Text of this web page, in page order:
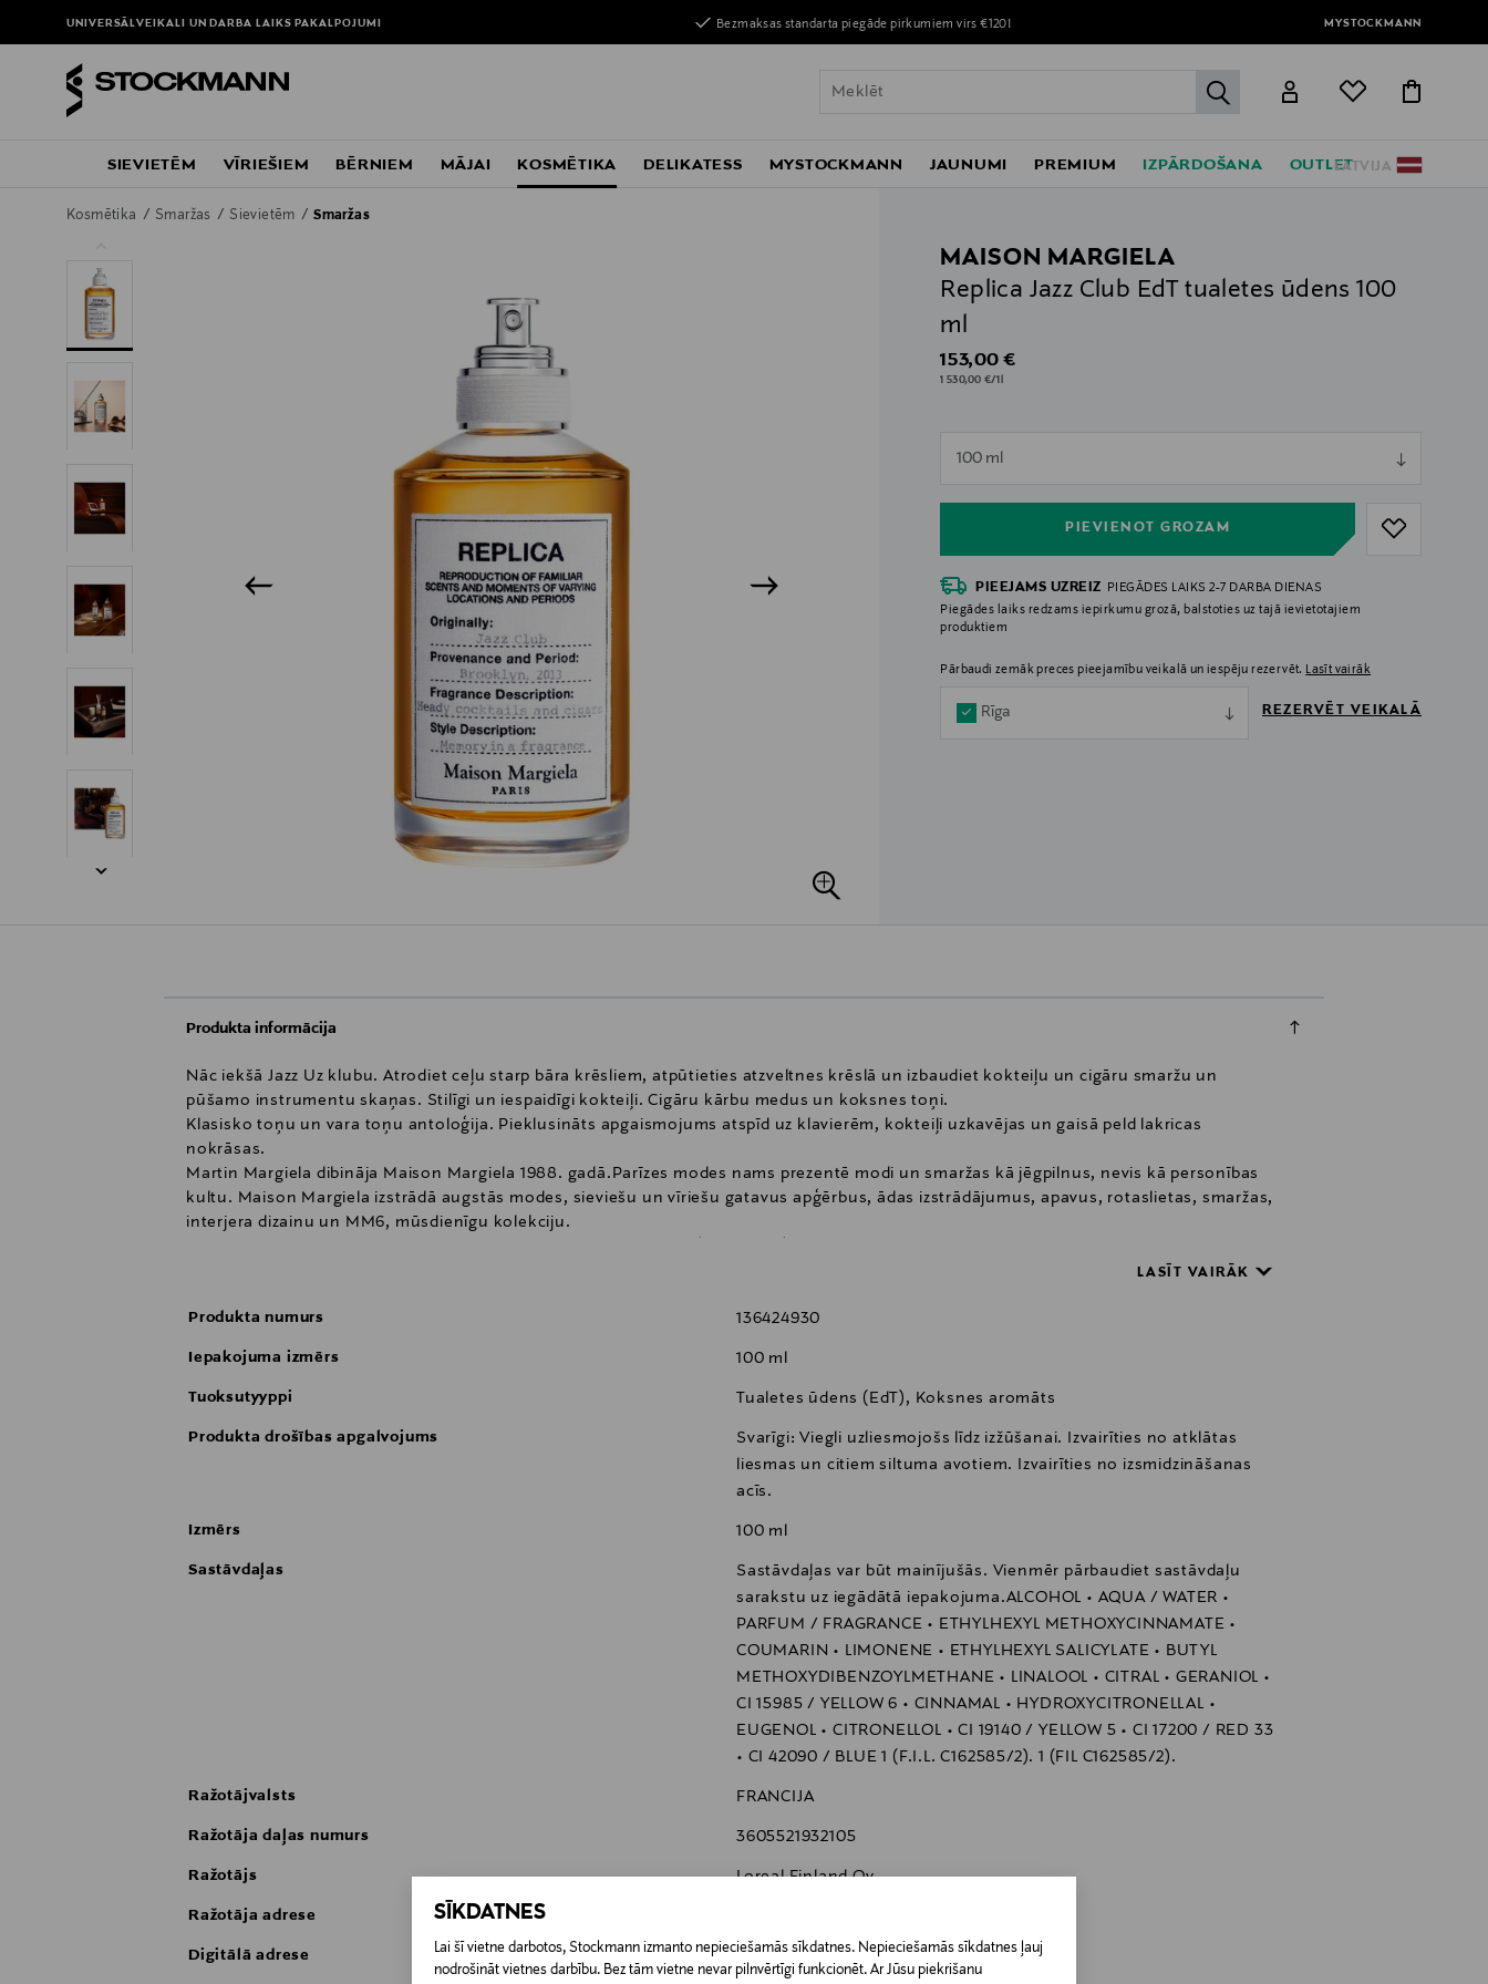
SĪKDATNES
Lai šī vietne darbotos, Stockmann izmanto nepieciešamās sīkdatnes. Nepieciešamās sīkdatnes ļauj
nodrošināt vietnes darbību. Bez tām vietne nevar pilnvērtīgi funkcionēt. Ar Jūsu piekrišanu
UNIVERSĀLVEIKALI UN DARBA LAIKSPAKALPOJUMI Bezmaksas standarta piegāde pirkumiem virs €120! MYSTOCKMANN
label.header.go
LATVIJA
SIEVIETĒM VĪRIEŠIEM BĒRNIEM MĀJAI KOSMĒTIKA DELIKATESS MYSTOCKMANN JAUNUMI PREMIUM IZPĀRDOŠANA OUTLET
Kosmētika Smaržas Sievietēm Smaržas
MAISON MARGIELA
Replica Jazz Club EdT tualetes ūdens 100
ml
Original Price
153,00 €
1 530,00 €/1l
100 ml
PIEVIENOT GROZAM
null
PIEEJAMS UZREIZ
PIEGĀDES LAIKS 2-7 DARBA DIENAS
Piegādes laiks redzams iepirkumu grozā, balstoties uz tajā ievietotajiem
produktiem
Pārbaudi zemāk preces pieejamību veikalā un iespēju rezervēt. Lasīt vairāk
Rīga REZERVĒT VEIKALĀ
Produkta informācija
Nāc iekšā Jazz Uz klubu. Atrodiet ceļu starp bāra krēsliem, atpūtieties atzveltnes krēslā un izbaudiet kokteiļu un cigāru smaržu un
pūšamo instrumentu skaņas. Stilīgi un iespaidīgi kokteiļi. Cigāru kārbu medus un koksnes toņi.
Klasisko toņu un vara toņu antoloģija. Pieklusināts apgaismojums atspīd uz klavierēm, kokteiļi uzkavējas un gaisā peld lakricas
nokrāsas.
Martin Margiela dibināja Maison Margiela 1988. gadā.Parīzes modes nams prezentē modi un smaržas kā jēgpilnus, nevis kā personības
kultu. Maison Margiela izstrādā augstās modes, sieviešu un vīriešu gatavus apģērbus, ādas izstrādājumus, apavus, rotaslietas, smaržas,
interjera dizainu un MM6, mūsdienīgu kolekciju.
rūpīgi kopēti, saglabājot to raksturu un šarmu. Katram produktam ir īpaša etiķete, kurā norādīts oriģinālā produkta avots un laikmets.
kolekcija. REPLICA kolekcijā ir iekļautas ikoniskas smaržas un aromātiskas sveces, kuru universālais spēks var raisīt personiskus mirkļus
NO ATMIŅĀM LĪDZ SMARŽĀM:REPLICA kolekcija satur ikoniskas smaržas un aromātiskas sveces, kuru universālais spēks raisa
personiskas atmiņas un emocijas. Maison Margiela sadarbojas ar labākajiem parfimēriem, kuri izvēlējušies autentisku saikni ar atmiņām.
Saskaņā ar Margiela minimālisma pieeju REPLICA pudele ir vienkārši izsmalcināta. Replica kolekcijas kokvilnas etiķetes atgādina apģērbu
2. padoms: Uzklājiet aromātu pulsa punktos, lai radītu vilinošu efektu un spēcīgāku difūziju. Izsmidziniet aromātu vēlamajā vietā no vismaz 15-20
cm attāluma.
3. padoms: ja vēlaties, lai smarža izplatītos spēcīgāk, izsmidziniet smaržu gaisā un izejiet caur to.
Pagaidiet, līdz aromāts ir nožuvis uz ādas, pirms smaržot to.Berzēšana iznīcina smaržas saiti un maina smaržu.
LASĪT VAIRĀK
Produkta numurs 136424930
Iepakojuma izmērs 100 ml
Tuoksutyyppi Tualetes ūdens (EdT), Koksnes aromāts
Produkta drošības apgalvojums
Svarīgi: Viegli uzliesmojošs līdz izžūšanai. Izvairīties no atklātas
liesmas un citiem siltuma avotiem. Izvairīties no izsmidzināšanas
acīs.
Izmērs 100 ml
Sastāvdaļas
Sastāvdaļas var būt mainījušās. Vienmēr pārbaudiet sastāvdaļu
sarakstu uz iegādātā iepakojuma.ALCOHOL • AQUA / WATER •
PARFUM / FRAGRANCE • ETHYLHEXYL METHOXYCINNAMATE •
COUMARIN • LIMONENE • ETHYLHEXYL SALICYLATE • BUTYL
METHOXYDIBENZOYLMETHANE • LINALOOL • CITRAL • GERANIOL •
CI 15985 / YELLOW 6 • CINNAMAL • HYDROXYCITRONELLAL •
EUGENOL • CITRONELLOL • CI 19140 / YELLOW 5 • CI 17200 / RED 33
• CI 42090 / BLUE 1 (F.I.L. C162585/2). 1 (FIL C162585/2).
Ražotājvalsts FRANCIJA
Ražotāja daļas numurs 3605521932105
Ražotājs Loreal Finland Oy
Ražotāja adrese
Digitālā adrese neuvonta@loreal.com